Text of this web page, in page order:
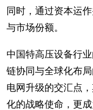
同时，通过资本运
与市场份额。
中国特高压设备行
链协同与全球化布
电网升级的交汇点
化的战略使命，更